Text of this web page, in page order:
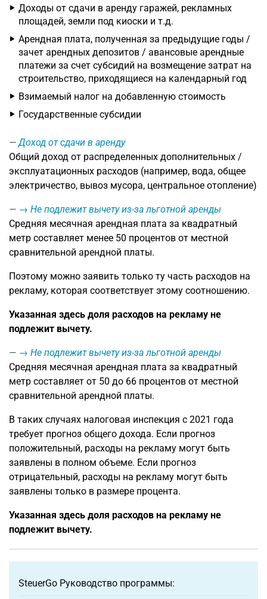
Доходы от сдачи в аренду гаражей, рекламных
площадей, земли под киоски и т.д.
Арендная плата, полученная за предыдущие годы /
зачет арендных депозитов / авансовые арендные
платежи за счет субсидий на возмещение затрат на
строительство, приходящиеся на календарный год
Взимаемый налог на добавленную стоимость
Государственные субсидии
Доход от сдачи в аренду
Общий доход от распределенных дополнительных /
эксплуатационных расходов (например, вода, общее
электричество, вывоз мусора, центральное отопление)
→ Не подлежит вычету из-за льготной аренды
Средняя месячная арендная плата за квадратный
метр составляет менее 50 процентов от местной
сравнительной арендной платы.
Поэтому можно заявить только ту часть расходов на
рекламу, которая соответствует этому соотношению.
Указанная здесь доля расходов на рекламу не
подлежит вычету.
→ Не подлежит вычету из-за льготной аренды
Средняя месячная арендная плата за квадратный
метр составляет от 50 до 66 процентов от местной
сравнительной арендной платы.
В таких случаях налоговая инспекция с 2021 года
требует прогноз общего дохода. Если прогноз
положительный, расходы на рекламу могут быть
заявлены в полном объеме. Если прогноз
отрицательный, расходы на рекламу могут быть
заявлены только в размере процента.
Указанная здесь доля расходов на рекламу не
подлежит вычету.
SteuerGo Руководство программы: